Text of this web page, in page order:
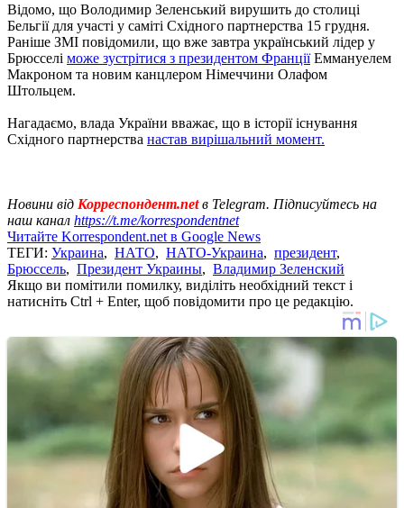
Відомо, що Володимир Зеленський вирушить до столиці
Бельгії для участі у саміті Східного партнерства 15 грудня.
Раніше ЗМІ повідомили, що вже завтра український лідер у
Брюсселі може зустрітися з президентом ФранціїЕммануелем
Макроном та новим канцлером Німеччини Олафом
Штольцем.
Нагадаємо, влада України вважає, що в історії існування
Східного партнерства настав вирішальний момент.
Новини від Корреспондент.netв Telegram. Підписуйтесь на
наш канал https://t.me/korrespondentnet
Читайте Korrespondent.net в Google News
ТЕГИ: Украина, НАТО, НАТО-Украина, президент,
Брюссель, Президент Украины, Владимир Зеленский
Якщо ви помітили помилку, виділіть необхідний текст і
натисніть Ctrl + Enter, щоб повідомити про це редакцію.